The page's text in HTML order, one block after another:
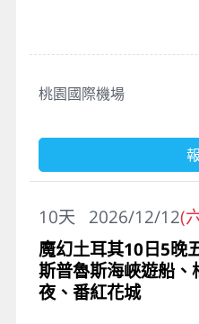
桃園國際機場
2026/12/12(
10天
魔幻土耳其10日5晚
斯普魯斯海峽遊船
夜、番紅花城